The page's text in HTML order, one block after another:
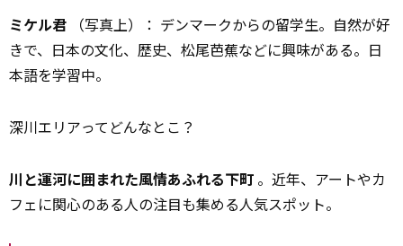
ミケル君 （写真上）： デンマークからの留学生。自然が好
きで、日本の文化、歴史、松尾芭蕉などに興味がある。日
本語を学習中。
深川エリアってどんなとこ？
川と運河に囲まれた風情あふれる下町 。近年、アートやカ
フェに関心のある人の注目も集める人気スポット。